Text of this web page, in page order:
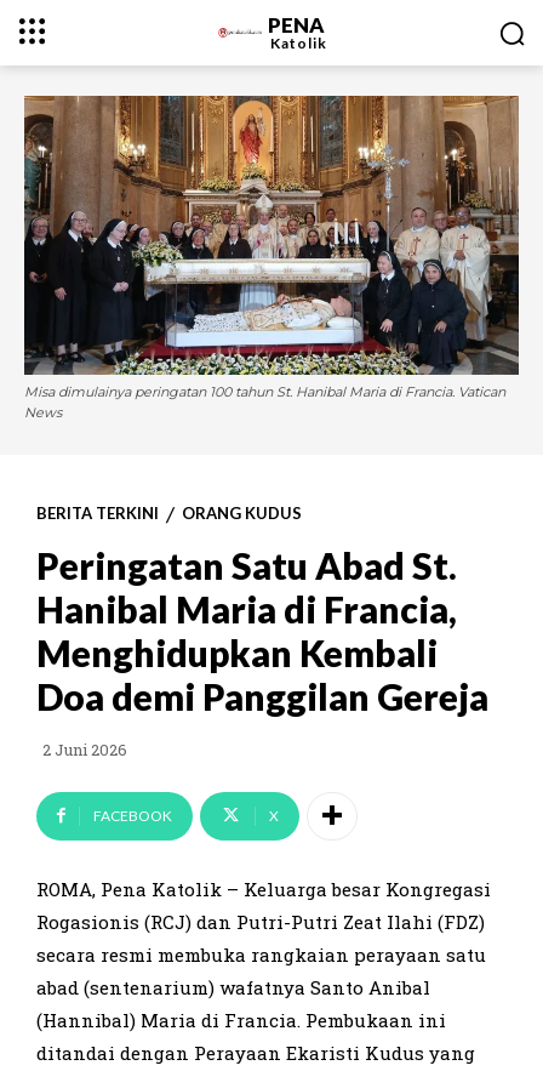
PENA
Katolik
Misa dimulainya peringatan 100 tahun St. Hanibal Maria di Francia. Vatican
News
BERITA TERKINI ORANG KUDUS
Peringatan Satu Abad St.
Hanibal Maria di Francia,
Menghidupkan Kembali
Doa demi Panggilan Gereja
2 Juni 2026
FACEBOOK X
ROMA, Pena Katolik – Keluarga besar Kongregasi
Rogasionis (RCJ) dan Putri-Putri Zeat Ilahi (FDZ)
secara resmi membuka rangkaian perayaan satu
abad (sentenarium) wafatnya Santo Anibal
(Hannibal) Maria di Francia. Pembukaan ini
ditandai dengan Perayaan Ekaristi Kudus yang